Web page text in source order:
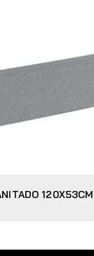
120X53CM